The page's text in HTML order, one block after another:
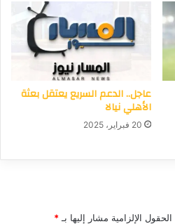
عاجل.. الدعم السريع يعتقل بعثة
الأهلي نيالا
20 فبراير، 2025
الحقول الإلزامية مشار إليها بـ *